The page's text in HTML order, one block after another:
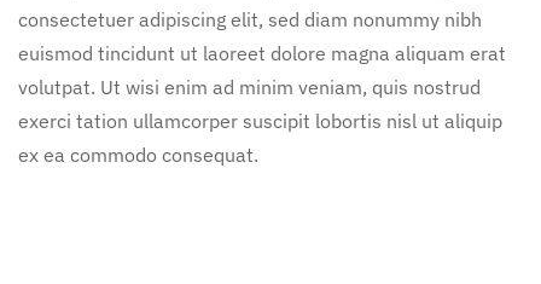
consectetuer adipiscing elit, sed diam nonummy nibh
euismod tincidunt ut laoreet dolore magna aliquam erat
volutpat. Ut wisi enim ad minim veniam, quis nostrud
exerci tation ullamcorper suscipit lobortis nisl ut aliquip
ex ea commodo consequat.